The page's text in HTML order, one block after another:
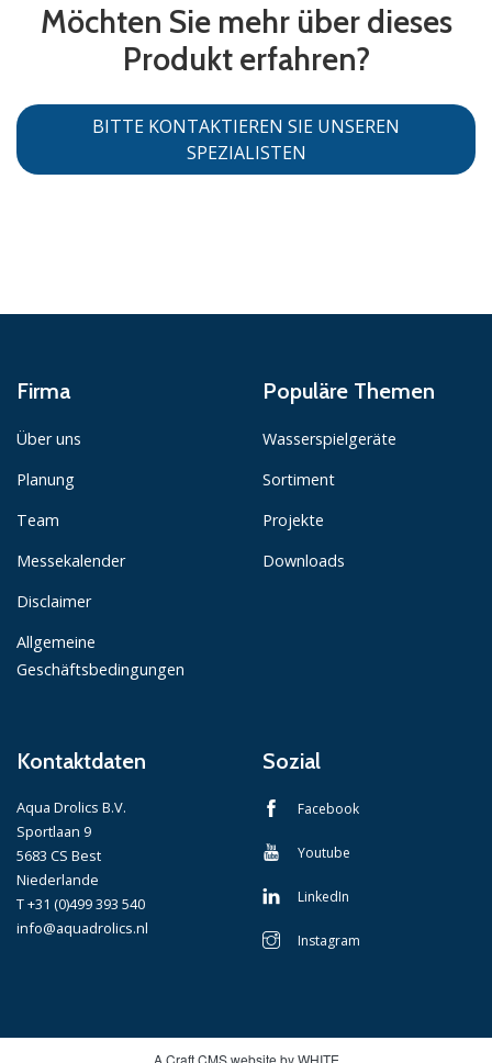
Möchten Sie mehr über dieses
Produkt erfahren?
BITTE KONTAKTIEREN SIE UNSEREN
SPEZIALISTEN
Firma
Über uns
Planung
Team
Messekalender
Disclaimer
Allgemeine
Geschäftsbedingungen
Populäre Themen
Wasserspielgeräte
Sortiment
Projekte
Downloads
Kontaktdaten
Aqua Drolics B.V.
Sportlaan 9
5683 CS Best
Niederlande
T +31 (0)499 393 540
info@aquadrolics.nl
Sozial
Facebook
Youtube
LinkedIn
Instagram
A Craft CMS website by WHITE